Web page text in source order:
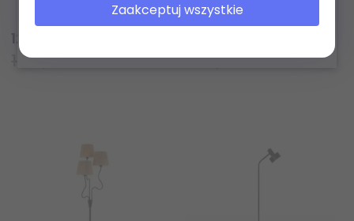
Produkt dostępny!
1292,
1616,13 PLN
Produkt dostępny!
1057,28 PLN
Zaakceptuj wszystkie